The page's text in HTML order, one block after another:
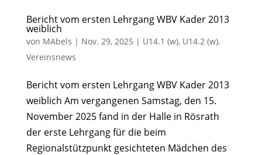
Bericht vom ersten Lehrgang WBV Kader 2013
weiblich
von MAbels | Nov. 29, 2025 | U14.1 (w), U14.2 (w),
Vereinsnews
Bericht vom ersten Lehrgang WBV Kader 2013
weiblich Am vergangenen Samstag, den 15.
November 2025 fand in der Halle in Rösrath
der erste Lehrgang für die beim
Regionalstützpunkt gesichteten Mädchen des